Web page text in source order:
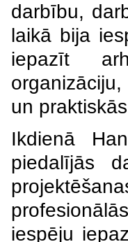
darbību,
laikā bija
iepazīt
un
Ikdienā
piedalījās
iespēju